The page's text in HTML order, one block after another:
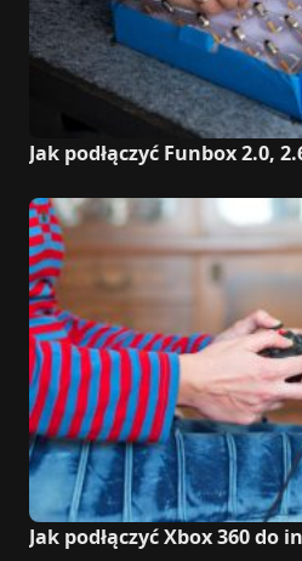
Jak podłączyć Funbox 2.0,
Jak podłączyć Xbox 360 do